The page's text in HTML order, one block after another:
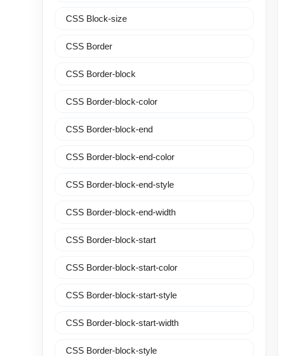
CSS Block-size
CSS Border
CSS Border-block
CSS Border-block-color
CSS Border-block-end
CSS Border-block-end-color
CSS Border-block-end-style
CSS Border-block-end-width
CSS Border-block-start
CSS Border-block-start-color
CSS Border-block-start-style
CSS Border-block-start-width
CSS Border-block-style